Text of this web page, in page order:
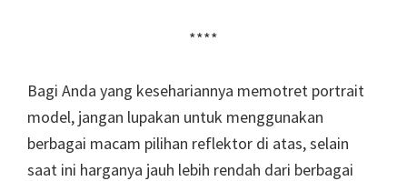
****
Bagi Anda yang kesehariannya memotret portrait
model, jangan lupakan untuk menggunakan
berbagai macam pilihan reflektor di atas, selain
saat ini harganya jauh lebih rendah dari berbagai